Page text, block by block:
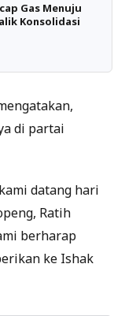
Gas Menuju
Konsolidasi
di partai
datang hari
Ratih
berharap
ke Ishak